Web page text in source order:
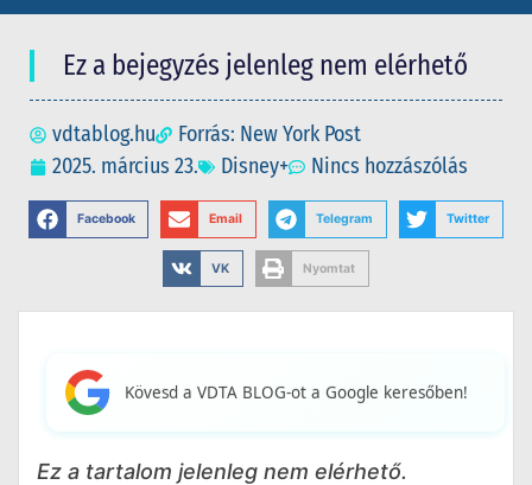
Ez a bejegyzés jelenleg nem elérhető
vdtablog.hu
Forrás: New York Post
2025. március 23.
Disney+ Nincs hozzászólás
Facebook Email Telegram Twitter
VK Nyomtat
Kövesd a VDTA BLOG-ot a Google keresőben!
Ez a tartalom jelenleg nem elérhető.